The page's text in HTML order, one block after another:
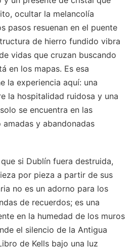
ocultar la melancolía
pasos resuenan en el puente
de hierro fundido vibra
vidas que cruzan buscando
en los mapas. Es esa
la experiencia aquí: una
la hospitalidad ruidosa y una
se encuentra en las
y abandonadas
si Dublín fuera destruida,
por pieza a partir de sus
no es un adorno para los
de recuerdos; es una
en la humedad de los muros
el silencio de la Antigua
de Kells bajo una luz